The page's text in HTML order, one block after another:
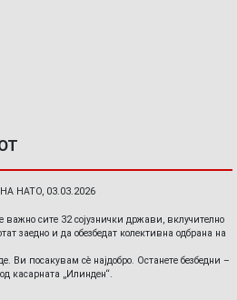
НАТО, 03.03.2026
важно сите 32 сојузнички држави, вклучително
заедно и да обезбедат колективна одбрана на
Ви посакувам сè најдобро. Останете безбедни –
касарната „Илинден“.